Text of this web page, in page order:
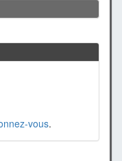
vous.